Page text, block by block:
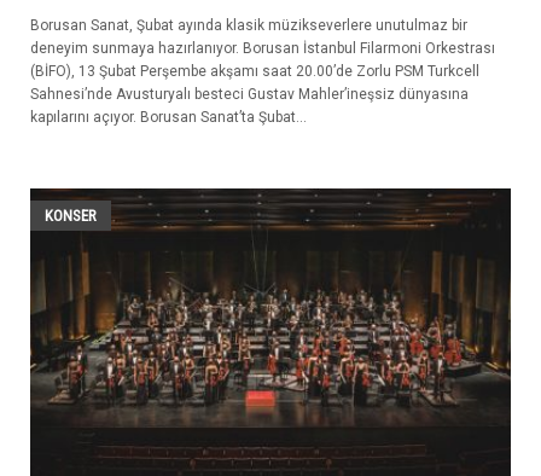
Borusan Sanat, Şubat ayında klasik müzikseverlere unutulmaz bir
deneyim sunmaya hazırlanıyor. Borusan İstanbul Filarmoni Orkestrası
(BİFO), 13 Şubat Perşembe akşamı saat 20.00’de Zorlu PSM Turkcell
Sahnesi’nde Avusturyalı besteci Gustav Mahler’ineşsiz dünyasına
kapılarını açıyor. Borusan Sanat’ta Şubat...
KONSER